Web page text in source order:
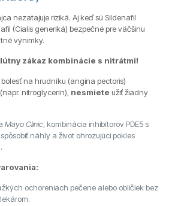
nezatajuje riziká. Aj keď sú Sildenafil
(Cialis generiká) bezpečné pre väčšinu
výnimky.
zákaz kombinácie s nitrátmi!
na hrudníku (angina pectoris)
nitroglycerín), nesmiete užiť žiadny
Mayo Clinic, kombinácia inhibítorov PDE5 s
náhly a život ohrozujúci pokles
ochoreniach pečene alebo obličiek bez